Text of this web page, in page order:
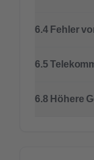
6.4 Fehler
6.5
6.8 Höhere